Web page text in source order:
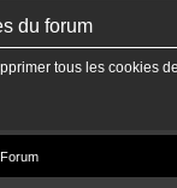
du forum
tous les cookies